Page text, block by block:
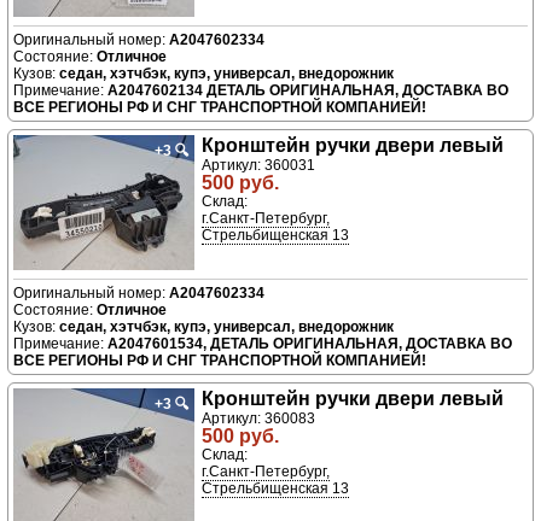
A2047602334
Отличное
седан, хэтчбэк, купэ, универсал, внедорожник
A2047602134 ДЕТАЛЬ ОРИГИНАЛЬНАЯ, ДОСТАВКА ВО
ВСЕ РЕГИОНЫ РФ И СНГ ТРАНСПОРТНОЙ КОМПАНИЕЙ!
+3🔍 Кронштейн ручки двери левый
Артикул: 360031
500 руб.
Склад:
г.Санкт-Петербург,
Стрельбищенская 13
A2047602334
Отличное
седан, хэтчбэк, купэ, универсал, внедорожник
A2047601534, ДЕТАЛЬ ОРИГИНАЛЬНАЯ, ДОСТАВКА ВО
ВСЕ РЕГИОНЫ РФ И СНГ ТРАНСПОРТНОЙ КОМПАНИЕЙ!
+3 🔍 Кронштейн ручки двери левый
Артикул: 360083
500 руб.
Склад:
г.Санкт-Петербург,
Стрельбищенская 13